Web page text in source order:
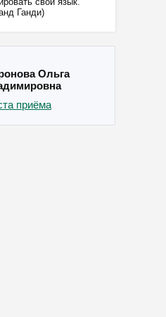
Ганди)
Ольга
приёма